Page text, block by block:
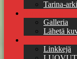
Tarina-
Galleria
Lähetä
Linkkejä